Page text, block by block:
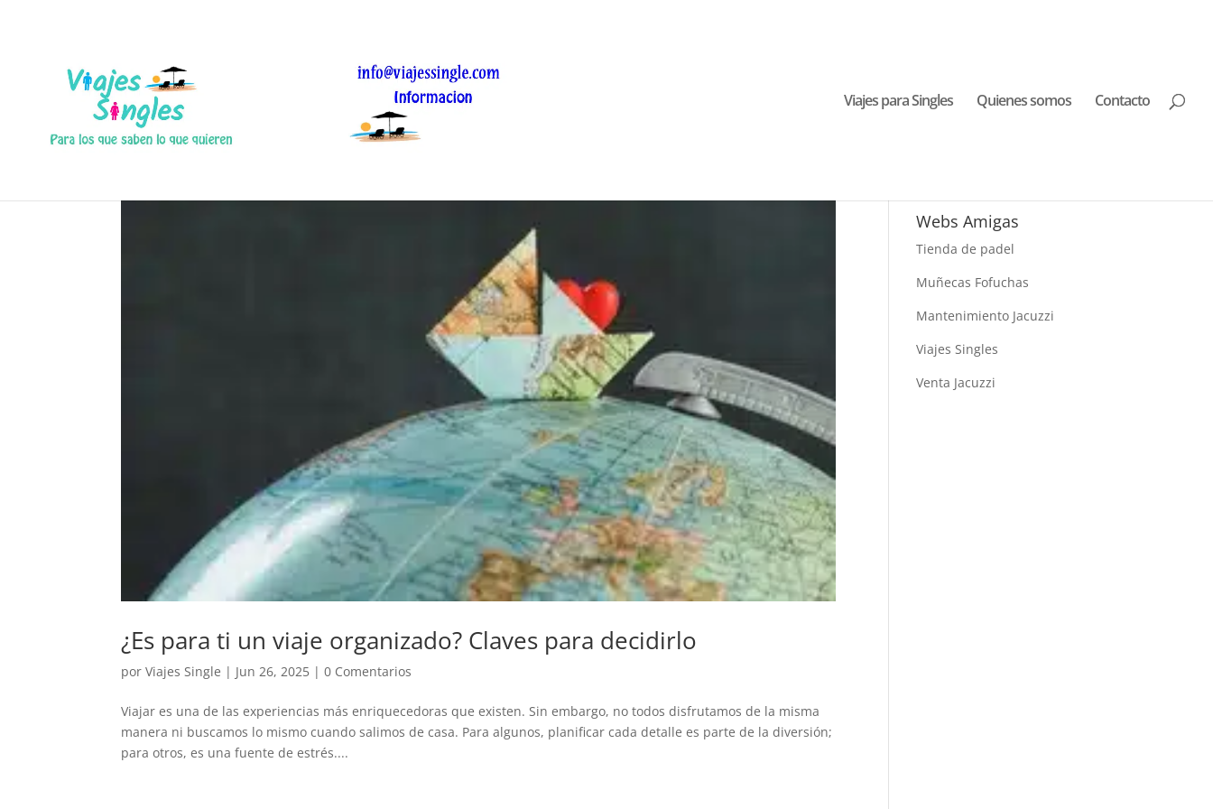
Viajes para Singles Quienes somos Contacto
¿Es para ti un viaje organizado? Claves para decidirlo
porViajes Single | Jun 26, 2025 |0 Comentarios
Viajar es una de las experiencias más enriquecedoras que existen. Sin embargo, no todos disfrutamos de la misma
manera ni buscamos lo mismo cuando salimos de casa. Para algunos, planificar cada detalle es parte de la diversión;
para otros, es una fuente de estrés....
Webs Amigas
Tienda de padel
Muñecas Fofuchas
Mantenimiento Jacuzzi
Viajes Singles
Venta Jacuzzi